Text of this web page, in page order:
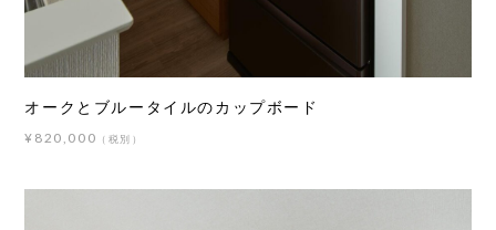
オークとブルータイルのカップボード
¥820,000 （税別）